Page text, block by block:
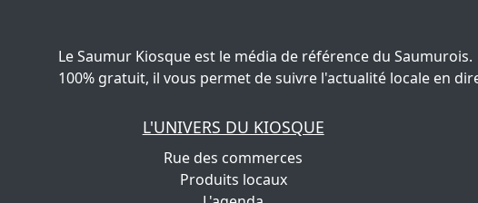
Le Saumur Kiosque est le média de référence du Saumurois.
100% gratuit, il vous permet de suivre l'actualité locale en
L'UNIVERS DU KIOSQUE
Rue des commerces
Produits locaux